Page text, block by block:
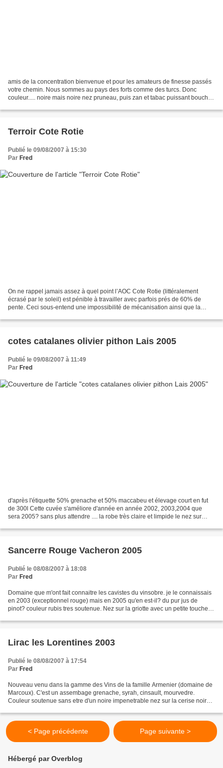
amis de la concentration bienvenue et pour les amateurs de finesse passés
votre chemin. Nous sommes au pays des forts comme des turcs. Donc
couleur..... noire mais noire nez pruneau, puis zan et tabac puissant bouche
Terroir Cote Rotie
Publié le 09/08/2007 à 15:30
Par Fred
On ne rappel jamais assez à quel point l’AOC Cote Rotie (littéralement
écrasé par le soleil) est pénible à travailler avec parfois prés de 60% de
pente. Ceci sous-entend une impossibilité de mécanisation ainsi que la
cotes catalanes olivier pithon Lais 2005
Publié le 09/08/2007 à 11:49
Par Fred
d'après l'étiquette 50% grenache et 50% maccabeu et élevage court en fut
de 300l Cette cuvée s'améliore d'année en année 2002, 2003,2004 que
sera 2005? sans plus attendre .... la robe très claire et limpide le nez sur
Sancerre Rouge Vacheron 2005
Publié le 08/08/2007 à 18:08
Par Fred
Domaine que m'ont fait connaitre les cavistes du vinsobre. je le connaissais
en 2003 (exceptionnel rouge) mais en 2005 qu'en est-il? du pur jus de
pinot? couleur rubis tres soutenue. Nez sur la griotte avec un petite touche
Lirac les Lorentines 2003
Publié le 08/08/2007 à 17:54
Par Fred
Nouveau venu dans la gamme des Vins de la famille Armenier (domaine de
Marcoux). C'est un assembage grenache, syrah, cinsault, mourvedre.
Couleur soutenue sans etre d'un noire impenetrable nez sur la cerise noire
< Page précédente Page suivante >
Hébergé par Overblog